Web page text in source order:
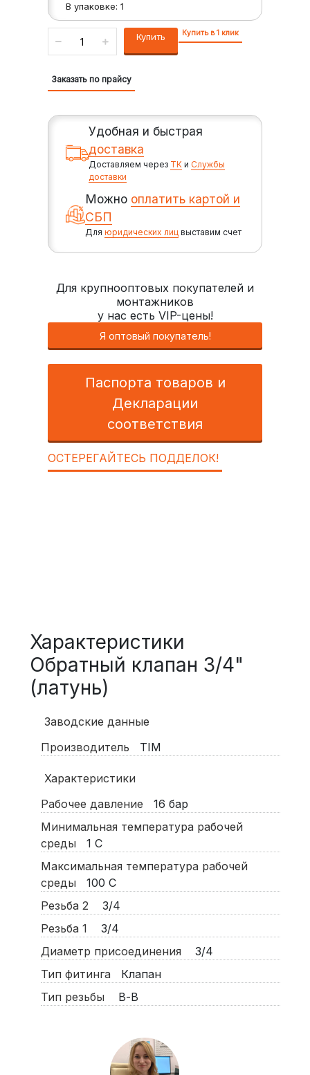
В упаковке: 1
Купить Купить в 1 клик
Заказать по прайсу
Удобная и быстрая
доставка
Доставляем через ТК иСлужбы
доставки
Можно оплатить картой и
СБП
Дляюридических лиц выставим счет
Для крупнооптовых покупателей и
монтажников
у нас есть VIP-цены!
Я оптовый покупатель!
Паспорта товаров и
Декларации
соответствия
ОСТЕРЕГАЙТЕСЬ ПОДДЕЛОК!
Характеристики
Обратный клапан 3/4"
(латунь)
Заводские данные
Производитель
TIM
Характеристики
Рабочее давление
16 бар
Минимальная температура рабочей
среды
1 С
Максимальная температура рабочей
среды
100 С
Резьба 2
3/4
Резьба 1
3/4
Диаметр присоединения
3/4
Тип фитинга
Клапан
Тип резьбы
В-В